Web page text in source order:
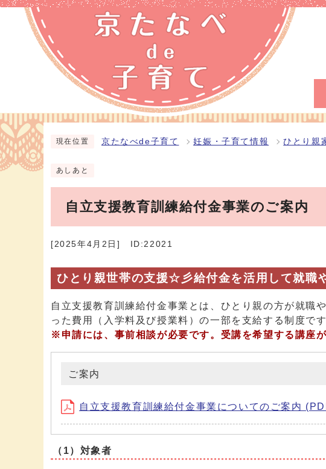
現在位置 京たなべde子育て 妊娠・子育て情報 ひとり親
あしあと
自立支援教育訓練給付金事業のご案内
[2025年4月2日] ID:22021
ひとり親世帯の支援☆彡給付金を活用して就職
自立支援教育訓練給付金事業とは、ひとり親の方が就職
った費用（入学料及び授業料）の一部を支給する制度です
※ 申請には、事前相談が必要です。受講を希望する講座
ご案内
自立支援教育訓練給付金事業についてのご案内
（1）対象者